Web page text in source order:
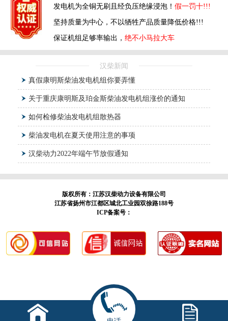
发电机为全铜无刷且经负压绝缘浸泡！ 假一罚十!!!
坚持质量为中心，不以牺牲产品质量降低价格!!!
保证机组足够率输出， 绝不小马拉大车
汉柴新闻
真假康明斯柴油发电机组你要弄懂
关于重庆康明斯及珀金斯柴油发电机组涨价的通知
如何检修柴油发电机组散热器
柴油发电机在夏天使用注意的事项
汉柴动力2022年端午节放假通知
版权所有：江苏汉柴动力设备有限公司
江苏省扬州市江都区城北工业园双徐路188号
ICP备案号：